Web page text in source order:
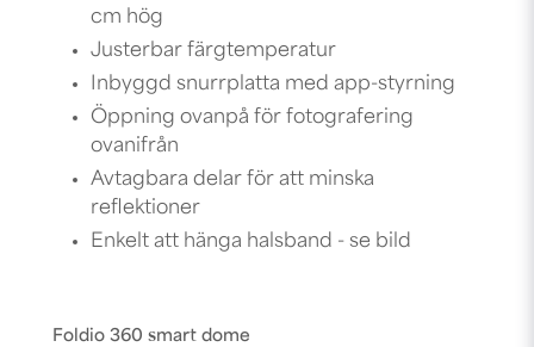
cm hög
Justerbar färgtemperatur
Inbyggd snurrplatta med app-styrning
Öppning ovanpå för fotografering
ovanifrån
Avtagbara delar för att minska
reflektioner
Enkelt att hänga halsband - se bild
Foldio 360 smart dome